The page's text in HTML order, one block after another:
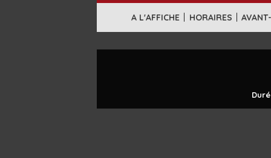
A L'AFFICHE | HORAIRES |